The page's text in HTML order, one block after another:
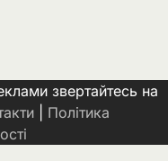
звертайтесь на
| Політика